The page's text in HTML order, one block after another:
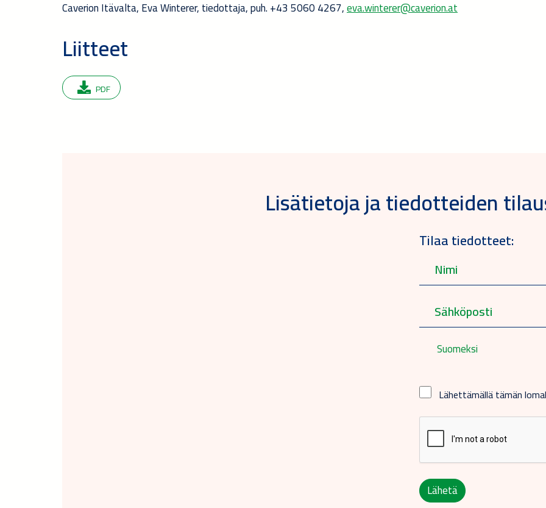
Caverion Itävalta, Eva Winterer, tiedottaja, puh. +43 5060 4267,eva.winterer@caverion.at
Liitteet
PDF
Lisätietoja ja tiedotteiden
Tilaa tiedotteet:
Suomeksi
Lähettämällä tämän
Lähetä